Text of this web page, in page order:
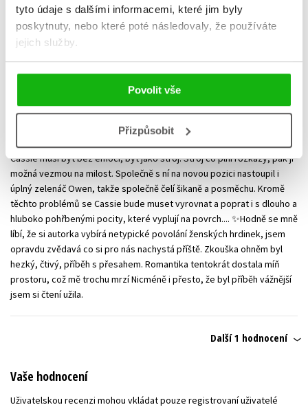
tyto údaje s dalšími informacemi, které jim byly
poskytnuty, nebo které poté následovaly, že používáte
jejich služby.
Povolit vše
Přizpůsobit
Zoubkovou vílou 😁 ale jako dospělá se nakonec stala profesionální
hasičkou. Miluje totiž medicínu a zachraňování lidí, a právě to ji
nakonec přivedlo k hasičům, kde pracuje jako záchranář. Její
stereotypní život se jednoho dne převrátí vzhůru nohama, když jí
a prosí ji o dočasnou výpomoc. Navíc ji po jedné nepovedené akci,
čeká pravděpodobně místo povýšení vyhazov, nakonec je na vlastní
žádost přeložena k hasičům poblíž domu své nemocné matky. Na
nové základně se, ale potýká s nepřijetím. Chlapi na místní stanici mají
předsudky vůči ženám, prohlašují, že ženská-hasič je peklo! A tak
Cassie musí být bez emocí, být jako stroj. Stroj co plní rozkazy, pak ji
možná vezmou na milost. Společně s ní na novou pozici nastoupil i
úplný zelenáč Owen, takže společně čelí šikaně a posměchu. Kromě
těchto problémů se Cassie bude muset vyrovnat a poprat i s dlouho a
hluboko pohřbenými pocity, které vyplují na povrch.... ✨Hodně se mně
líbí, že si autorka vybírá netypické povolání ženských hrdinek, jsem
opravdu zvědavá co si pro nás nachystá příště. Zkouška ohněm byl
hezký, čtivý, příběh s přesahem. Romantika tentokrát dostala míň
prostoru, což mě trochu mrzí Nicméně i přesto, že byl příběh vážnější
jsem si čtení užila.
Další 1 hodnocení
Vaše hodnocení
Uživatelskou recenzi mohou vkládat pouze registrovaní uživatelé